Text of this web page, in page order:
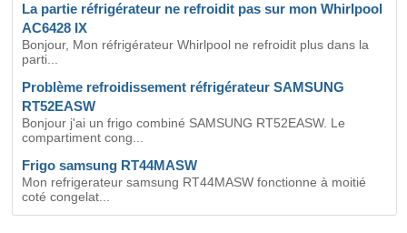
La partie réfrigérateur ne refroidit pas sur mon Whirlpool
AC6428 IX
Bonjour, Mon réfrigérateur Whirlpool ne refroidit plus dans la
parti...
Problème refroidissement réfrigérateur SAMSUNG
RT52EASW
Bonjour j'ai un frigo combiné SAMSUNG RT52EASW. Le
compartiment cong...
Frigo samsung RT44MASW
Mon refrigerateur samsung RT44MASW fonctionne à moitié
coté congelat...